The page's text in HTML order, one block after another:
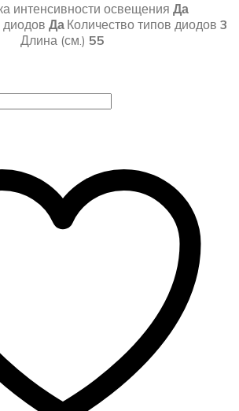
интенсивности освещения Да
Да Количество типов диодов 3
Длина (см.) 55